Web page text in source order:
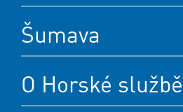
Šumava
O Horské službě